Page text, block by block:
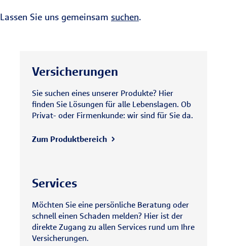
Lassen Sie uns gemeinsam suchen.
Versicherungen
Sie suchen eines unserer Produkte? Hier
finden Sie Lösungen für alle Lebenslagen. Ob
Privat- oder Firmenkunde: wir sind für Sie da.
Zum Produktbereich
Services
Möchten Sie eine persönliche Beratung oder
schnell einen Schaden melden? Hier ist der
direkte Zugang zu allen Services rund um Ihre
Versicherungen.